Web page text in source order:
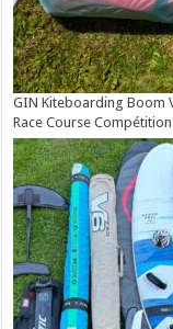
GIN Kiteboarding Boom
Race Course Compétition